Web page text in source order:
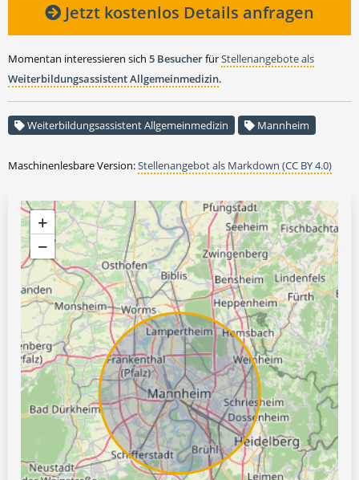
Jetzt kostenlos Details anfragen
Momentan interessieren sich 5 BesucherfürStellenangebote als
Weiterbildungsassistent Allgemeinmedizin.
Weiterbildungsassistent Allgemeinmedizin Mannheim
Maschinenlesbare Version:Stellenangebot als Markdown (CC BY 4.0)
+
−